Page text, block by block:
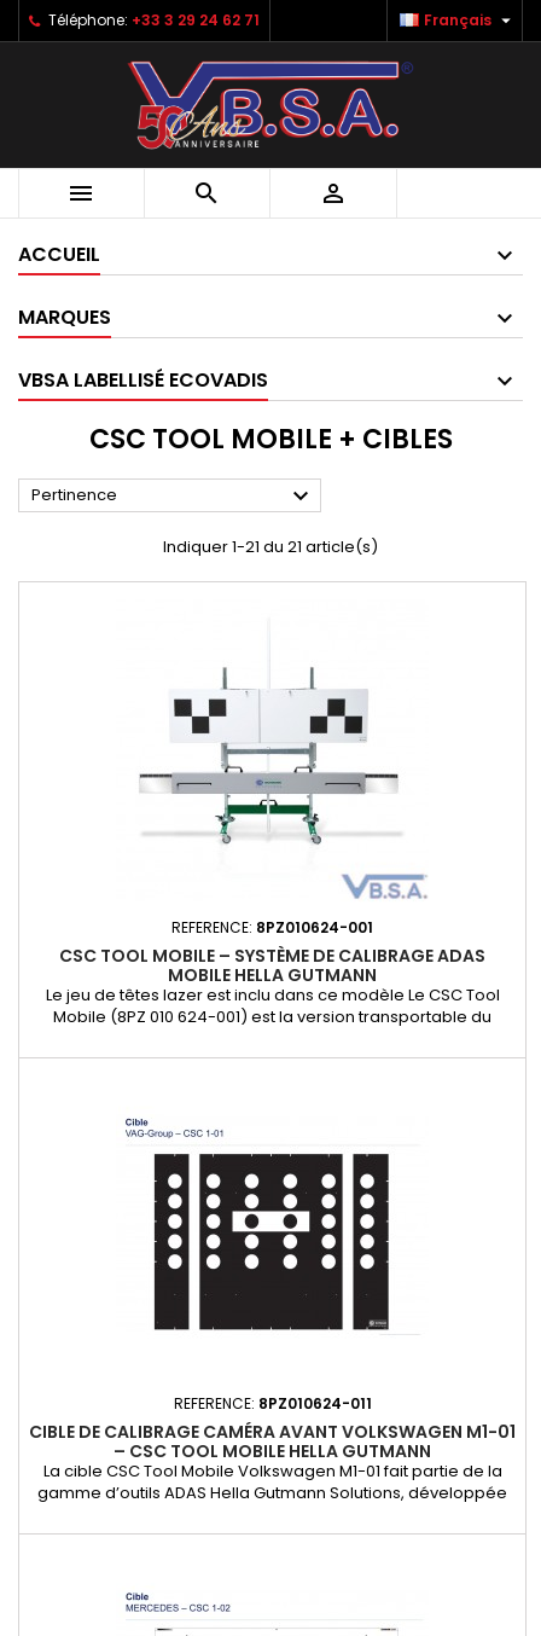
Téléphone: +33 3 29 24 62 71 Français 
  
ACCUEIL
MARQUES
VBSA LABELLISÉ ECOVADIS
CSC TOOL MOBILE + CIBLES
Pertinence 
Indiquer 1-21 du 21 article(s)
REFERENCE: 8PZ010624-001
CSC TOOL MOBILE – SYSTÈME DE CALIBRAGE ADAS
MOBILE HELLA GUTMANN
Le jeu de têtes lazer est inclu dans ce modèle Le CSC Tool
Mobile (8PZ 010 624-001) est la version transportable du
SE. Il permet d’effectuer le calibrage statique constructeur
REFERENCE: 8PZ010624-011
CIBLE DE CALIBRAGE CAMÉRA AVANT VOLKSWAGEN M1-01
– CSC TOOL MOBILE HELLA GUTMANN
La cible CSC Tool Mobile Volkswagen M1-01 fait partie de la
gamme d’outils ADAS Hella Gutmann Solutions, développée
automobile. Elle permet le calibrage constructeur des